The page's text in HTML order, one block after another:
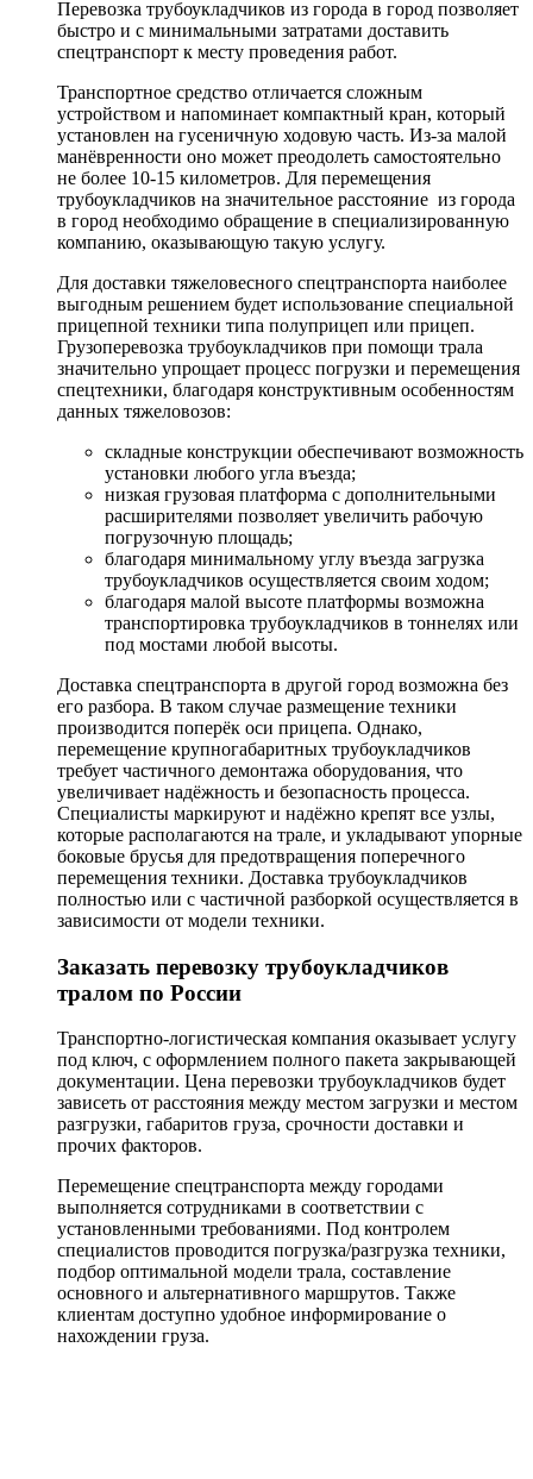
Перевозка трубоукладчиков из города в город позволяет
быстро и с минимальными затратами доставить
спецтранспорт к месту проведения работ.
Транспортное средство отличается сложным
устройством и напоминает компактный кран, который
установлен на гусеничную ходовую часть. Из-за малой
манёвренности оно может преодолеть самостоятельно
не более 10-15 километров. Для перемещения
трубоукладчиков на значительное расстояние из города
в город необходимо обращение в специализированную
компанию, оказывающую такую услугу.
Для доставки тяжеловесного спецтранспорта наиболее
выгодным решением будет использование специальной
прицепной техники типа полуприцеп или прицеп.
Грузоперевозка трубоукладчиков при помощи трала
значительно упрощает процесс погрузки и перемещения
спецтехники, благодаря конструктивным особенностям
данных тяжеловозов:
складные конструкции обеспечивают возможность
установки любого угла въезда;
низкая грузовая платформа с дополнительными
расширителями позволяет увеличить рабочую
погрузочную площадь;
благодаря минимальному углу въезда загрузка
трубоукладчиков осуществляется своим ходом;
благодаря малой высоте платформы возможна
транспортировка трубоукладчиков в тоннелях или
под мостами любой высоты.
Доставка спецтранспорта в другой город возможна без
его разбора. В таком случае размещение техники
производится поперёк оси прицепа. Однако,
перемещение крупногабаритных трубоукладчиков
требует частичного демонтажа оборудования, что
увеличивает надёжность и безопасность процесса.
Специалисты маркируют и надёжно крепят все узлы,
которые располагаются на трале, и укладывают упорные
боковые брусья для предотвращения поперечного
перемещения техники. Доставка трубоукладчиков
полностью или с частичной разборкой осуществляется в
зависимости от модели техники.
Заказать перевозку трубоукладчиков
тралом по России
Транспортно-логистическая компания оказывает услугу
под ключ, с оформлением полного пакета закрывающей
документации. Цена перевозки трубоукладчиков будет
зависеть от расстояния между местом загрузки и местом
разгрузки, габаритов груза, срочности доставки и
прочих факторов.
Перемещение спецтранспорта между городами
выполняется сотрудниками в соответствии с
установленными требованиями. Под контролем
специалистов проводится погрузка/разгрузка техники,
подбор оптимальной модели трала, составление
основного и альтернативного маршрутов. Также
клиентам доступно удобное информирование о
нахождении груза.